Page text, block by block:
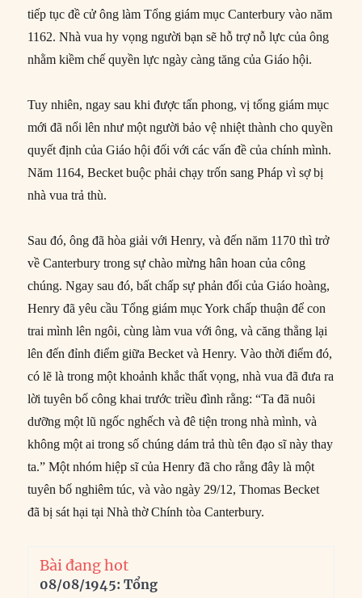
tiếp tục đề cử ông làm Tổng giám mục Canterbury vào năm
1162. Nhà vua hy vọng người bạn sẽ hỗ trợ nỗ lực của ông
nhằm kiềm chế quyền lực ngày càng tăng của Giáo hội.
Tuy nhiên, ngay sau khi được tấn phong, vị tổng giám mục
mới đã nổi lên như một người bảo vệ nhiệt thành cho quyền
quyết định của Giáo hội đối với các vấn đề của chính mình.
Năm 1164, Becket buộc phải chạy trốn sang Pháp vì sợ bị
nhà vua trả thù.
Sau đó, ông đã hòa giải với Henry, và đến năm 1170 thì trở
về Canterbury trong sự chào mừng hân hoan của công
chúng. Ngay sau đó, bất chấp sự phản đối của Giáo hoàng,
Henry đã yêu cầu Tổng giám mục York chấp thuận để con
trai mình lên ngôi, cùng làm vua với ông, và căng thẳng lại
lên đến đỉnh điểm giữa Becket và Henry. Vào thời điểm đó,
có lẽ là trong một khoảnh khắc thất vọng, nhà vua đã đưa ra
lời tuyên bố công khai trước triều đình rằng: “Ta đã nuôi
dưỡng một lũ ngốc nghếch và đê tiện trong nhà mình, và
không một ai trong số chúng dám trả thù tên đạo sĩ này thay
ta.” Một nhóm hiệp sĩ của Henry đã cho rằng đây là một
tuyên bố nghiêm túc, và vào ngày 29/12, Thomas Becket
đã bị sát hại tại Nhà thờ Chính tòa Canterbury.
Bài đang hot
08/08/1945: Tổng